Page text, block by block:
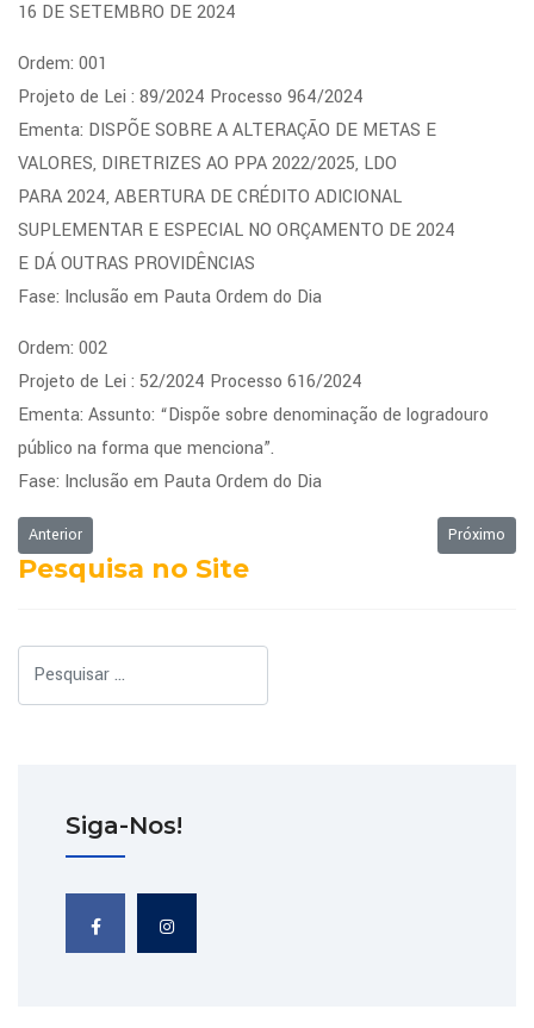
16 DE SETEMBRO DE 2024
Ordem: 001
Projeto de Lei : 89/2024 Processo 964/2024
Ementa: DISPÕE SOBRE A ALTERAÇÃO DE METAS E
VALORES, DIRETRIZES AO PPA 2022/2025, LDO
PARA 2024, ABERTURA DE CRÉDITO ADICIONAL
SUPLEMENTAR E ESPECIAL NO ORÇAMENTO DE 2024
E DÁ OUTRAS PROVIDÊNCIAS
Fase: Inclusão em Pauta Ordem do Dia
Ordem: 002
Projeto de Lei : 52/2024 Processo 616/2024
Ementa: Assunto: “Dispõe sobre denominação de logradouro
público na forma que menciona”.
Fase: Inclusão em Pauta Ordem do Dia
Artigo anterior: Ordem do Dia - 23/09/2024
Anterior Próximo
Próximo
Pesquisa no Site
Siga-Nos!